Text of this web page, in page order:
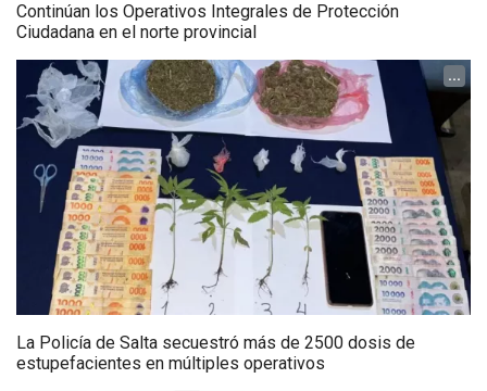
Continúan los Operativos Integrales de Protección
Ciudadana en el norte provincial
...
La Policía de Salta secuestró más de 2500 dosis de
estupefacientes en múltiples operativos